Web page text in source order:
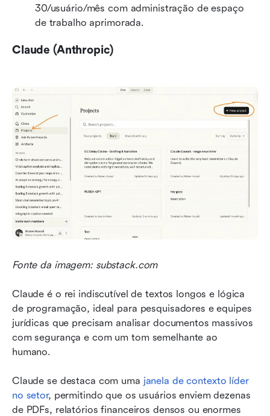
30/usuário/mês com administração de espaço
de trabalho aprimorada.
Claude (Anthropic)
Fonte da imagem: substack.com
Claude é o rei indiscutível de textos longos e lógica
de programação, ideal para pesquisadores e equipes
jurídicas que precisam analisar documentos massivos
com segurança e com um tom semelhante ao
humano.
Claude se destaca com uma janela de contexto líder
no setor, permitindo que os usuários enviem dezenas
de PDFs, relatórios financeiros densos ou enormes